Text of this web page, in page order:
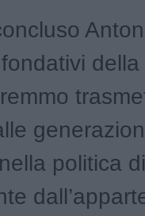
politica